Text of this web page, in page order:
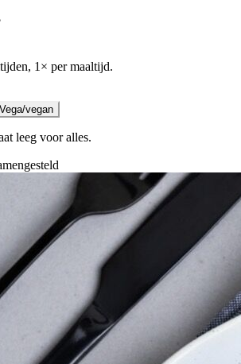
1× per maaltijd.
Vega/vegan
leeg voor alles.